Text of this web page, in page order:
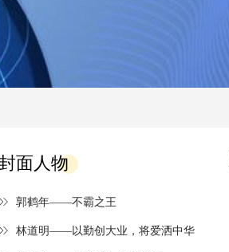
面人物
郭鹤年——不霸之王
林道明——以勤创大业，将爱洒中华